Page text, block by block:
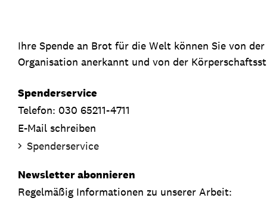
Ihre Spende an Brot für die Welt können Sie von
Organisation anerkannt und von der
Spenderservice
Telefon: 030 65211-4711
E-Mail schreiben
Spenderservice
Newsletter abonnieren
Regelmäßig Informationen zu unserer Arbeit: